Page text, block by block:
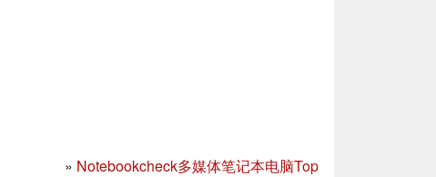
» Notebookcheck多媒体笔记本电脑Top